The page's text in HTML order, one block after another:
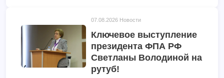
07.08.2026 Новости
Ключевое выступление
президента ФПА РФ
Светланы Володиной на
рутуб!